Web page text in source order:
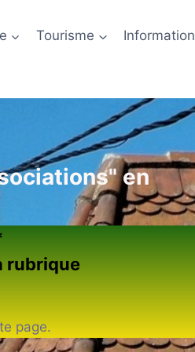
Tourisme Information
en
rubrique
page.